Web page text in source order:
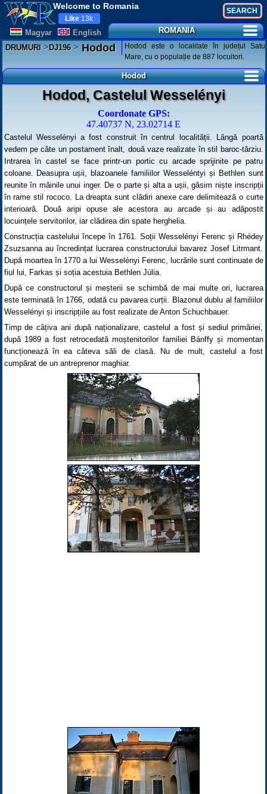
Welcome to Romania
Magyar English
Like 13k
ROMANIA
DRUMURI>DJ196>Hodod
Hodod este o localitate în județul Satu
Mare, cu o populație de 887 locuitori.
Hodod
Hodod, Castelul Wesselényi
Coordonate GPS:
47.40737 N, 23.02714 E
Castelul Wesselényi a fost construit în centrul localității. Lângă poartă
vedem pe câte un postament înalt, două vaze realizate în stil baroc-târziu.
Intrarea în castel se face printr-un portic cu arcade sprijinite pe patru
coloane. Deasupra ușii, blazoanele familiilor Wesseléntyi și Bethlen sunt
reunite în mâinile unui inger. De o parte și alta a ușii, găsim niște inscripții
în rame stil rococo. La dreapta sunt clădiri anexe care delimitează o curte
interioară. Două aripi opuse ale acestora au arcade și au adăpostit
locuințele servitorilor, iar clădirea din spate herghelia.
Construcția castelului începe în 1761. Soții Wesselényi Ferenc și Rhédey
Zsuzsanna au încredințat lucrarea constructorului bavarez Josef Litrmant.
După moartea în 1770 a lui Wesselényi Ferenc, lucrările sunt continuate de
fiul lui, Farkas și soția acestuia Bethlen Júlia.
După ce constructorul și meșterii se schimbă de mai multe ori, lucrarea
este terminată în 1766, odată cu pavarea curții. Blazonul dublu al familiilor
Wesselényi și inscripțiile au fost realizate de Anton Schuchbauer.
Timp de câțiva ani după naționalizare, castelul a fost și sediul primăriei,
după 1989 a fost retrocedată moștenitorilor familiei Bánffy și momentan
funcționează în ea câteva săli de clasă. Nu de mult, castelul a fost
cumpărat de un antreprenor maghiar.